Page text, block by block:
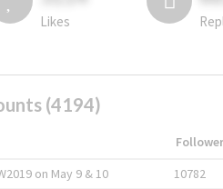
Likes
(4194)
on May 9 & 10 10782